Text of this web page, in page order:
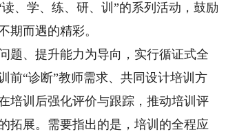
、学、练、研、训”的系列活动，鼓励
期而遇的精彩。
、提升能力为导向，实行循证式全
前“诊断”教师需求、共同设计培训方
培训后强化评价与跟踪，推动培训评
拓展。需要指出的是，培训的全程应